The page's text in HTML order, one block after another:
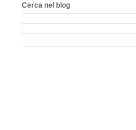
Cerca nel blog